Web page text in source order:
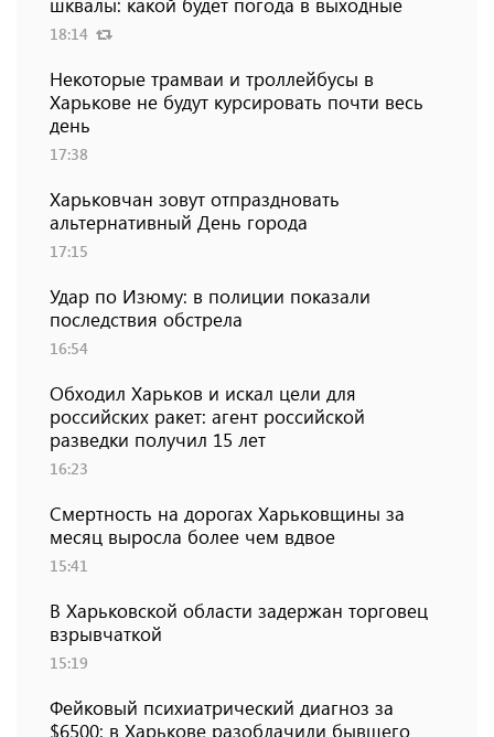
18:14
Некоторые трамваи и троллейбусы в
Харькове не будут курсировать почти весь
день
17:38
Харьковчан зовут отпраздновать
альтернативный День города
17:15
Удар по Изюму: в полиции показали
последствия обстрела
16:54
Обходил Харьков и искал цели для
российских ракет: агент российской
разведки получил 15 лет
16:23
Смертность на дорогах Харьковщины за
месяц выросла более чем вдвое
15:41
В Харьковской области задержан торговец
взрывчаткой
15:19
Фейковый психиатрический диагноз за
$6500: в Харькове разоблачили бывшего